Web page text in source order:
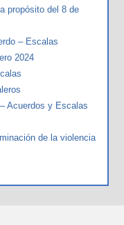
propósito del 8 de
– Escalas
2024
Acuerdos y Escalas
de la violencia